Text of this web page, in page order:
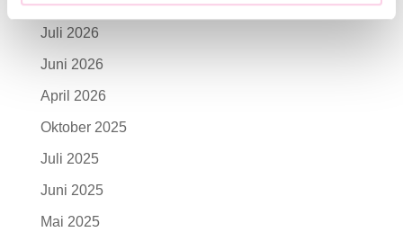
Archives
Juli 2026
Juni 2026
April 2026
Oktober 2025
Juli 2025
Juni 2025
Mai 2025